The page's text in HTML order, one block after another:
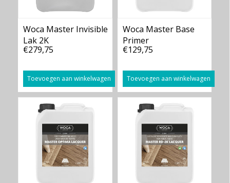
Woca Master Invisible
Lak 2K
€279,75
Toevoegen aan winkelwagen
Woca Master Base
Primer
€129,75
Toevoegen aan winkelwagen